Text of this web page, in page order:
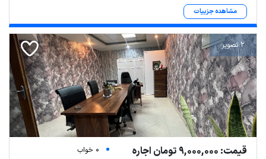
مشاهده جزییات
2 تصویر
قیمت: 9,000,000 تومان اجاره
0 خواب